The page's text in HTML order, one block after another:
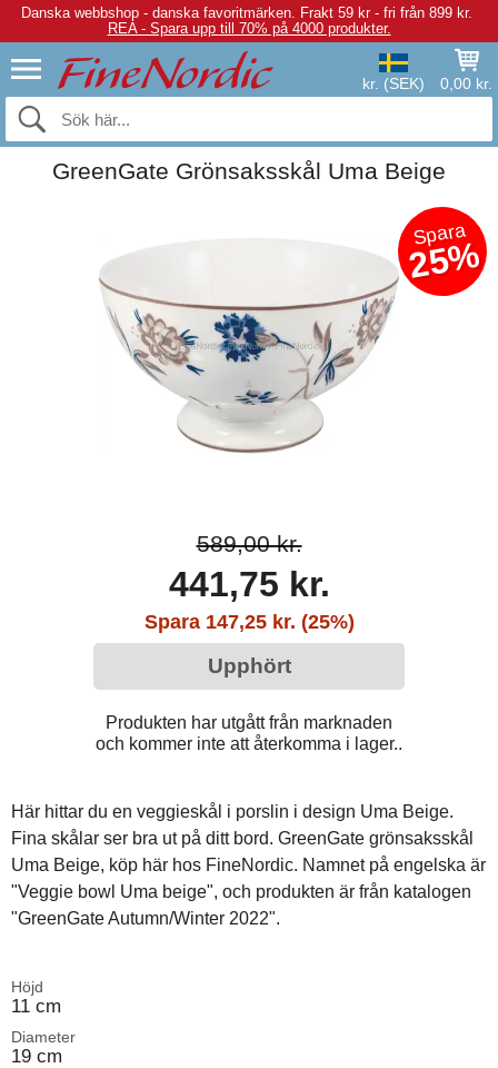
Danska webbshop - danska favoritmärken. Frakt 59 kr - fri från 899 kr.
REA - Spara upp till 70% på 4000 produkter.
kr. (SEK) 0,00 kr.
GreenGate Grönsaksskål Uma Beige
Spara
25%
589,00 kr.
441,75 kr.
Spara 147,25 kr. (25%)
Upphört
Produkten har utgått från marknaden
och kommer inte att återkomma i lager..
Här hittar du en veggieskål i porslin i design Uma Beige.
Fina skålar ser bra ut på ditt bord. GreenGate grönsaksskål
Uma Beige, köp här hos FineNordic. Namnet på engelska är
"Veggie bowl Uma beige", och produkten är från katalogen
"GreenGate Autumn/Winter 2022".
Höjd
11 cm
Diameter
19 cm